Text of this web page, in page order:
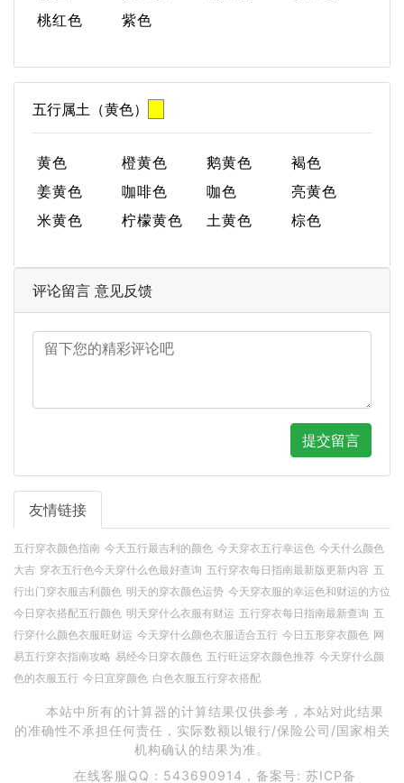
桃红色
紫色
五行属土（黄色）
黄色 橙黄色 鹅黄色
褐色
姜黄色
咖啡色 咖色
亮黄色
米黄色
柠檬黄色 土黄色 棕色
评论留言 意见反馈
提交留言
友情链接
五行穿衣颜色指南 今天五行最吉利的颜色 今天穿衣五行幸运色 今天什么颜色
大吉 穿衣五行色今天穿什么色最好查询 五行穿衣每日指南最新版更新内容 五
行出门穿衣服吉利颜色 明天的穿衣颜色运势 今天穿衣服的幸运色和财运的方位
今日穿衣搭配五行颜色 明天穿什么衣服有财运 五行穿衣每日指南最新查询 五
行穿什么颜色衣服旺财运 今天穿什么颜色衣服适合五行 今日五形穿衣颜色 网
易五行穿衣指南攻略 易经今日穿衣颜色 五行旺运穿衣颜色推荐 今天穿什么颜
色的衣服五行 今日宜穿颜色 白色衣服五行穿衣搭配
本站中所有的计算器的计算结果仅供参考，本站对此结果
的准确性不承担任何责任，实际数额以银行/保险公司/国家相关
机构确认的结果为准。
在线客服QQ：543690914，备案号: 苏ICP备